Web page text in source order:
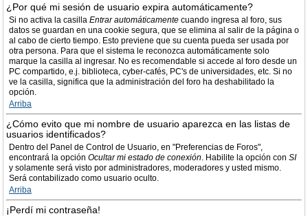
¿Por qué mi sesión de usuario expira automáticamente?
Si no activa la casilla Entrar automáticamente cuando ingresa al foro, sus
datos se guardan en una cookie segura, que se elimina al salir de la página o
al cabo de cierto tiempo. Esto previene que su cuenta pueda ser usada por
otra persona. Para que el sistema le reconozca automáticamente solo
marque la casilla al ingresar. No es recomendable si accede al foro desde un
PC compartido, e.j. biblioteca, cyber-cafés, PC's de universidades, etc. Si no
ve la casilla, significa que la administración del foro ha deshabilitado la
opción.
Arriba
¿Cómo evito que mi nombre de usuario aparezca en las listas de
usuarios identificados?
Dentro del Panel de Control de Usuario, en "Preferencias de Foros",
encontrará la opción Ocultar mi estado de conexión. Habilite la opción con SI
y solamente será visto por administradores, moderadores y usted mismo.
Será contabilizado como usuario oculto.
Arriba
¡Perdí mi contraseña!